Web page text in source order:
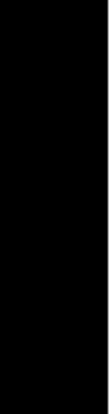
Life and
con enlaces a
catálogo de
puedes
prioridad y te
Life and